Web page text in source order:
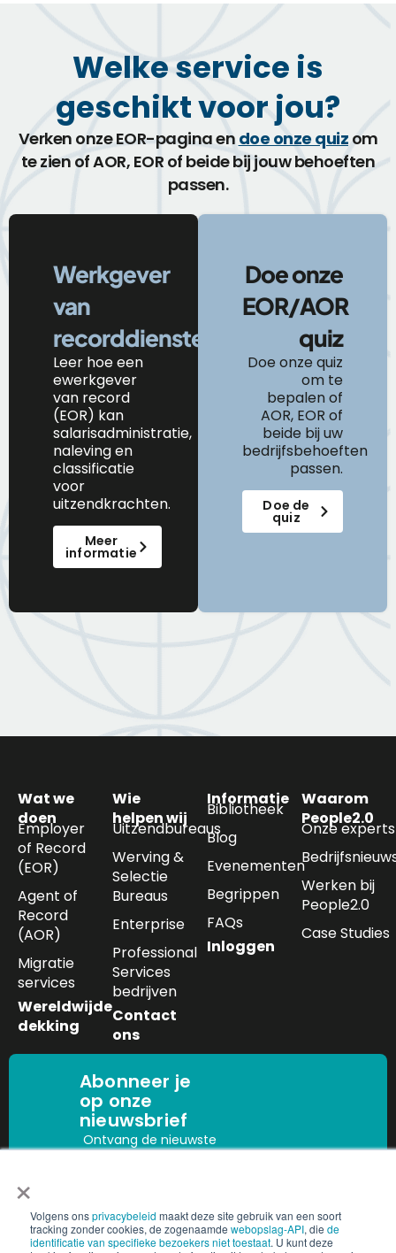
×
Volgens onsprivacybeleid maakt deze site gebruik van een soort
tracking zonder cookies, de zogenaamde webopslag-API, die de
identificatie van specifieke bezoekers niet toestaat. U kunt deze
Welke service is
geschikt voor jou?
Verken onze EOR-pagina en doe onze quiz om
te zien of AOR, EOR of beide bij jouw behoeften
passen.
Werkgever
van
recorddiensten
Leer hoeeen
ewerkgever
van record
(EOR) kan
salarisadministratie,
naleving en
classificatie
voor
uitzendkrachten.
Meer
informatie
Doe onze
EOR/AOR
quiz
Doe onze quiz
om te
bepalen of
AOR, EOR of
beide bij uw
bedrijfsbehoeften
passen.
Doe de
quiz
Wat we
doen
Employer
of Record
(EOR)
Agent of
Record
(AOR)
Migratie
services
Wereldwijde
dekking
Wie
helpen wij
Uitzendbureaus
Werving &
Selectie
Bureaus
Enterprise
Professional
Services
bedrijven
Contact
ons
Informatie
Bibliotheek
Blog
Evenementen
Begrippen
FAQs
Inloggen
Waarom
People2.0
Onze experts
Werken bij
People2.0
Case Studies
Abonneer je
op onze
nieuwsbrief
Ontvang de nieuwste
trends in de sector
rechtstreeks in uw